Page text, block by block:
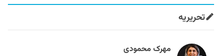
تحریریه
مهرک محمودی